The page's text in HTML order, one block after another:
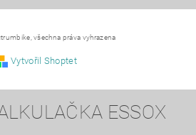
všechna práva vyhrazena
Vytvořil Shoptet
ESSOX